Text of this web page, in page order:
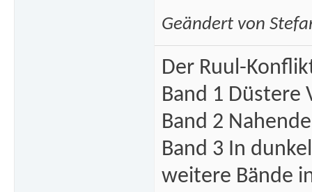
Geändert von
Der Ruul-
Band 1 Düstere
Band 2
Band 3 In
weitere Bände